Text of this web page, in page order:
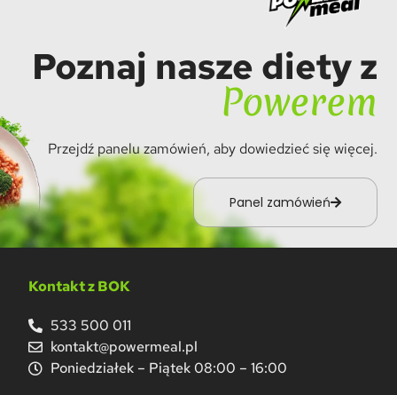
Poznaj nasze diety z
Powerem
Przejdź panelu zamówień, aby dowiedzieć się więcej.
Panel zamówień
Kontakt z BOK
533 500 011
kontakt@powermeal.pl
Poniedziałek – Piątek 08:00 – 16:00